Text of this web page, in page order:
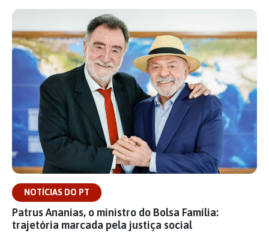
NOTÍCIAS DO PT
Patrus Ananias, o ministro do Bolsa Família:
trajetória marcada pela justiça social